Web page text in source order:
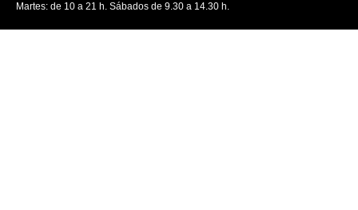
Martes: de 10 a 21 h. Sábados de 9.30 a 14.30 h.